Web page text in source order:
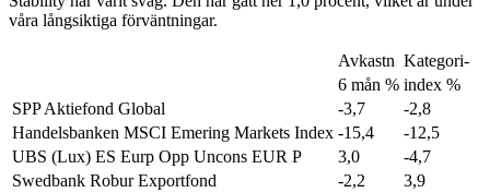
våra långsiktiga förväntningar.
Avkastn Kategori-
6 mån % index %
SPP Aktiefond Global
-3,7
-2,8
Handelsbanken MSCI Emering Markets Index -15,4
-12,5
UBS (Lux) ES Eurp Opp Uncons EUR P
3,0
-4,7
Swedbank Robur Exportfond
-2,2
3,9